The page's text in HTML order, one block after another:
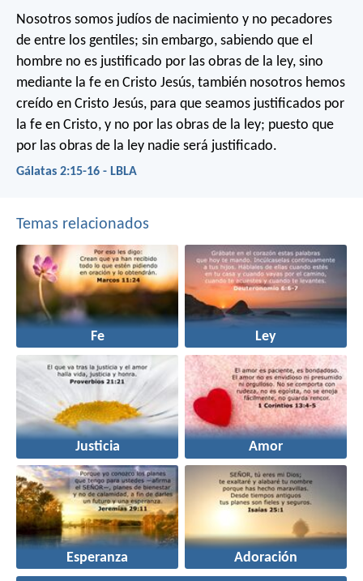
Nosotros somos judíos de nacimiento y no pecadores
de entre los gentiles; sin embargo, sabiendo que el
hombre no es justificado por las obras de la ley, sino
mediante la fe en Cristo Jesús, también nosotros hemos
creído en Cristo Jesús, para que seamos justificados por
la fe en Cristo, y no por las obras de la ley; puesto que
por las obras de la ley nadie será justificado.
Gálatas 2:15-16 - LBLA
Temas relacionados
Fe Ley
Justicia Amor
Esperanza Adoración